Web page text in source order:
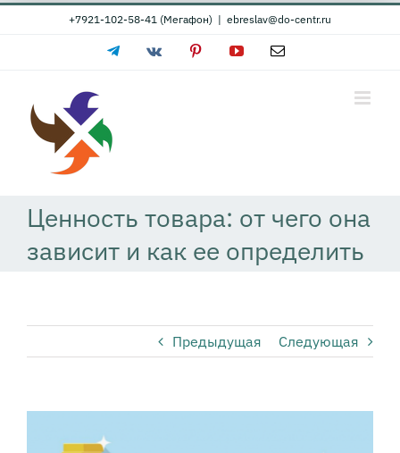
Skip
+7921-102-58-41 (Мегафон) | ebreslav@do-centr.ru
TelegramVk PinterestYouTubeEmail
Ценность товара: от чего она
зависит и как ее определить
Предыдущая Следующая
Larger